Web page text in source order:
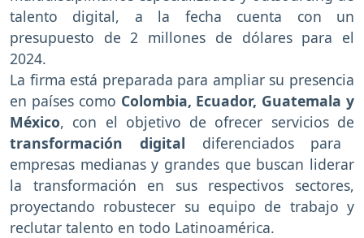
talento digital, a la fecha cuenta con un
presupuesto de 2 millones de dólares para el
2024.
La firma está preparada para ampliar su presencia
en países como Colombia, Ecuador, Guatemala y
México, con el objetivo de ofrecer servicios de
transformación digital diferenciados para
empresas medianas y grandes que buscan liderar
la transformación en sus respectivos sectores,
proyectando robustecer su equipo de trabajo y
reclutar talento en todo Latinoamérica.